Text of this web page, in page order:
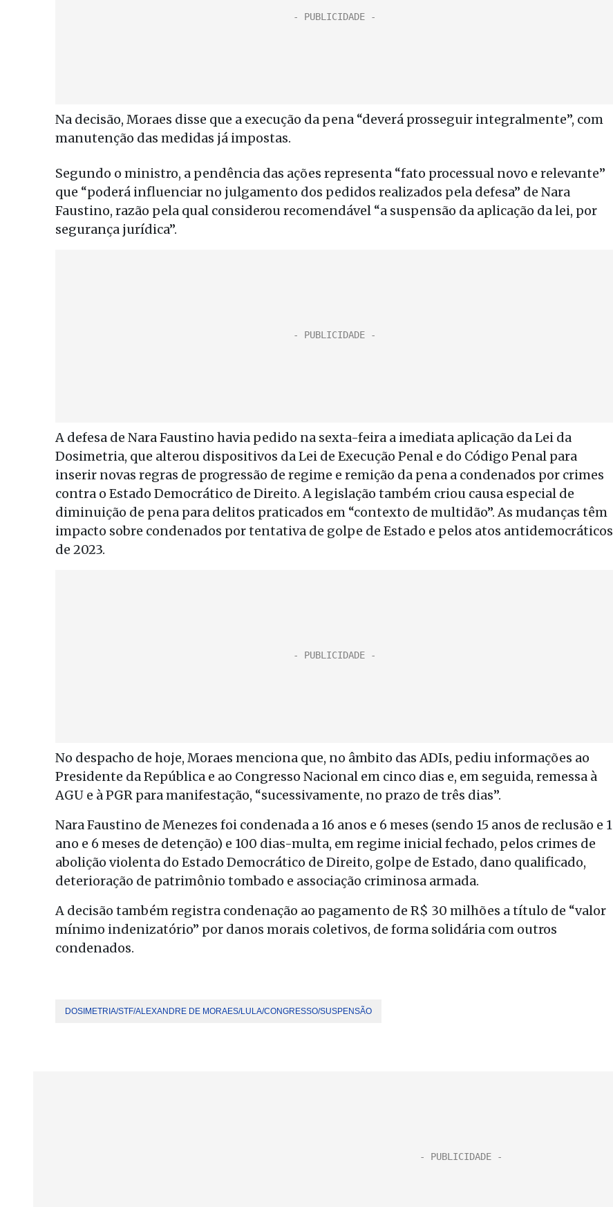
Na decisão, Moraes disse que a execução da pena “deverá prosseguir integralmente”, com
manutenção das medidas já impostas.
Segundo o ministro, a pendência das ações representa “fato processual novo e relevante”
que “poderá influenciar no julgamento dos pedidos realizados pela defesa” de Nara
Faustino, razão pela qual considerou recomendável “a suspensão da aplicação da lei, por
segurança jurídica”.
A defesa de Nara Faustino havia pedido na sexta-feira a imediata aplicação da Lei da
Dosimetria, que alterou dispositivos da Lei de Execução Penal e do Código Penal para
inserir novas regras de progressão de regime e remição da pena a condenados por crimes
contra o Estado Democrático de Direito. A legislação também criou causa especial de
diminuição de pena para delitos praticados em “contexto de multidão”. As mudanças têm
impacto sobre condenados por tentativa de golpe de Estado e pelos atos antidemocráticos
de 2023.
No despacho de hoje, Moraes menciona que, no âmbito das ADIs, pediu informações ao
Presidente da República e ao Congresso Nacional em cinco dias e, em seguida, remessa à
AGU e à PGR para manifestação, “sucessivamente, no prazo de três dias”.
Nara Faustino de Menezes foi condenada a 16 anos e 6 meses (sendo 15 anos de reclusão e 1
ano e 6 meses de detenção) e 100 dias-multa, em regime inicial fechado, pelos crimes de
abolição violenta do Estado Democrático de Direito, golpe de Estado, dano qualificado,
deterioração de patrimônio tombado e associação criminosa armada.
A decisão também registra condenação ao pagamento de R$ 30 milhões a título de “valor
mínimo indenizatório” por danos morais coletivos, de forma solidária com outros
condenados.
DOSIMETRIA/STF/ALEXANDRE DE MORAES/LULA/CONGRESSO/SUSPENSÃO